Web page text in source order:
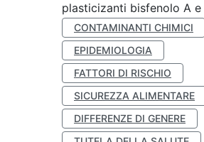
plasticizanti bisfenolo A
CONTAMINANTI CHIMICI
EPIDEMIOLOGIA
FATTORI DI RISCHIO
SICUREZZA ALIMENTARE
DIFFERENZE DI GENERE